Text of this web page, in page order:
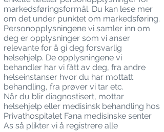
markedsføringsformål. Du kan lese mer
om det under punktet om markedsføring.
Personopplysningene vi samler inn om
deg er opplysninger som vi anser
relevante for å gi deg forsvarlig
helsehjelp. De opplysningene vi
behandler har vi fått av deg, fra andre
helseinstanser hvor du har mottatt
behandling, fra prøver vi tar etc.
Når du blir diagnostisert, mottar
helsehjelp eller medisinsk behandling hos
Privathospitalet Fana medisinske senter
As så plikter vi å registrere alle